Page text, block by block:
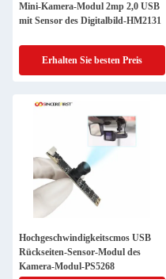
Mini-Kamera-Modul 2mp 2,0 USB
mit Sensor des Digitalbild-HM2131
Erhalten Sie besten Preis
Hochgeschwindigkeitscmos USB
Rückseiten-Sensor-Modul des
Kamera-Modul-PS5268